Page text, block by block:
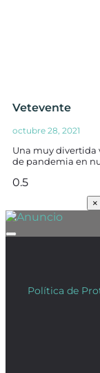
Vetevente
octubre 28, 2021
Una muy divertida
de pandemia en
×
Política de